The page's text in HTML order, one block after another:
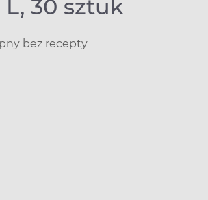
30 sztuk
bez recepty